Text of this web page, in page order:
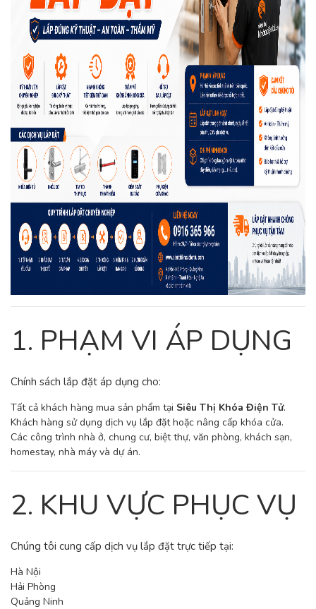
1. PHẠM VI ÁP DỤNG
Chính sách lắp đặt áp dụng cho:
Tất cả khách hàng mua sản phẩm tại Siêu Thị Khóa Điện Tử.
Khách hàng sử dụng dịch vụ lắp đặt hoặc nâng cấp khóa cửa.
Các công trình nhà ở, chung cư, biệt thự, văn phòng, khách sạn,
homestay, nhà máy và dự án.
2. KHU VỰC PHỤC VỤ
Chúng tôi cung cấp dịch vụ lắp đặt trực tiếp tại:
Hà Nội
Hải Phòng
Quảng Ninh